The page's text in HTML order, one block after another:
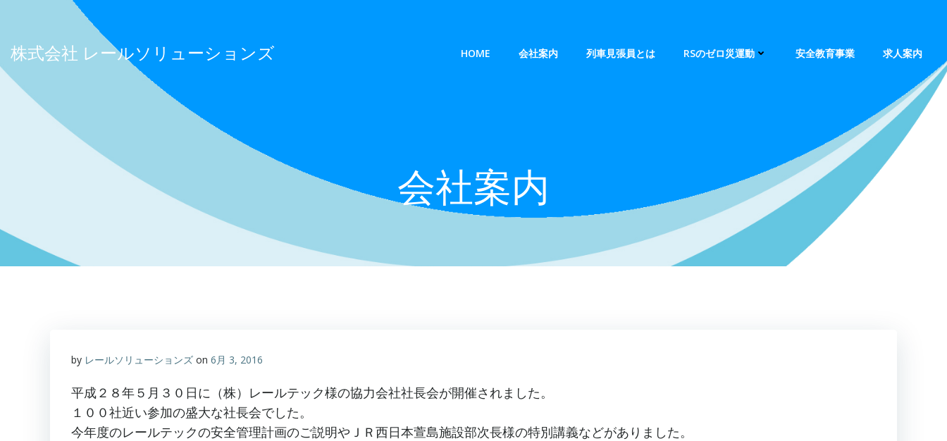
ツ
株式会社 レールソリューションズ HOME 会社案内 列車見張員とは RSのゼロ災運動 安全教育事業 求人案内
会社案内
by レールソリューションズ on 6月 3, 2016
平成２８年５月３０日に（株）レールテック様の協力会社社長会が開催されました。
１００社近い参加の盛大な社長会でした。
今年度のレールテックの安全管理計画のご説明やＪＲ西日本萱島施設部次長様の特別講義などがありました。